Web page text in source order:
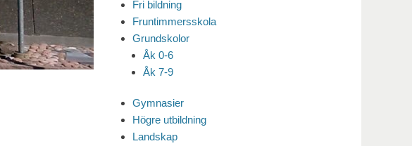
Fri bildning
Fruntimmersskola
Grundskolor
Åk 0-6
Åk 7-9
Gymnasier
Högre utbildning
Landskap